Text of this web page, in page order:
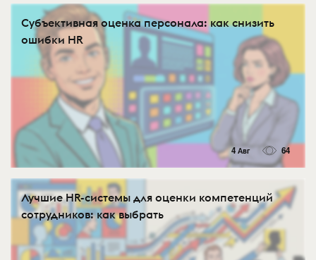
Субъективная оценка персонала: как снизить
ошибки HR
4 Авг 64
Лучшие HR-системы для оценки компетенций
сотрудников: как выбрать